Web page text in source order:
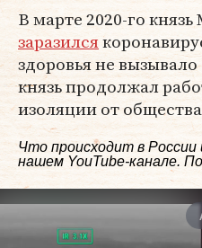
В марте 2020-го
заразился
здоровья не
князь продолжал
изоляции от
Что происходит в
нашем YouTube-канале.